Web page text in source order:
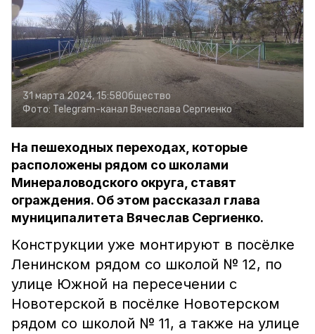
31 марта 2024, 15:58Общество
Фото: Telegram-канал Вячеслава Сергиенко
На пешеходных переходах, которые
расположены рядом со школами
Минераловодского округа, ставят
ограждения. Об этом рассказал глава
муниципалитета Вячеслав Сергиенко.
Конструкции уже монтируют в посёлке
Ленинском рядом со школой № 12, по
улице Южной на пересечении с
Новотерской в посёлке Новотерском
рядом со школой № 11, а также на улице